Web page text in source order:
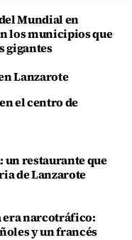
Mundial en
los municipios que
gigantes
Lanzarote
el centro de
un restaurante que
de Lanzarote
era narcotráfico:
y un francés